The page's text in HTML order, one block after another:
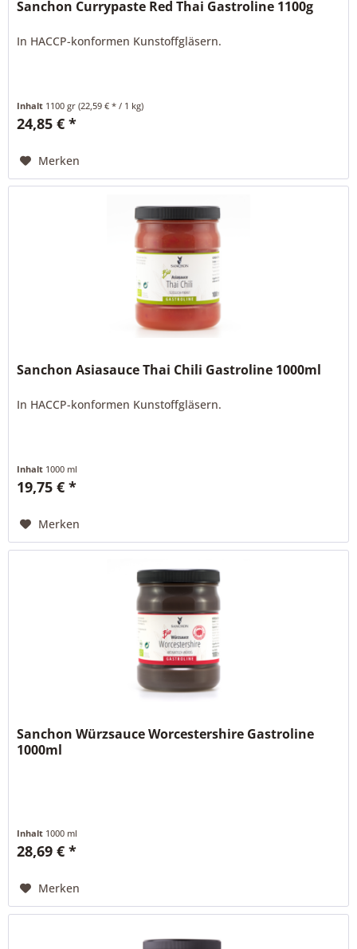
Sanchon Currypaste Red Thai Gastroline 1100g
In HACCP-konformen Kunstoffgläsern.
Inhalt 1100 gr(22,59 € * / 1 kg)
24,85 € *
Merken
Sanchon Asiasauce Thai Chili Gastroline 1000ml
In HACCP-konformen Kunstoffgläsern.
Inhalt 1000 ml
19,75 € *
Merken
Sanchon Würzsauce Worcestershire Gastroline
1000ml
Inhalt 1000 ml
28,69 € *
Merken